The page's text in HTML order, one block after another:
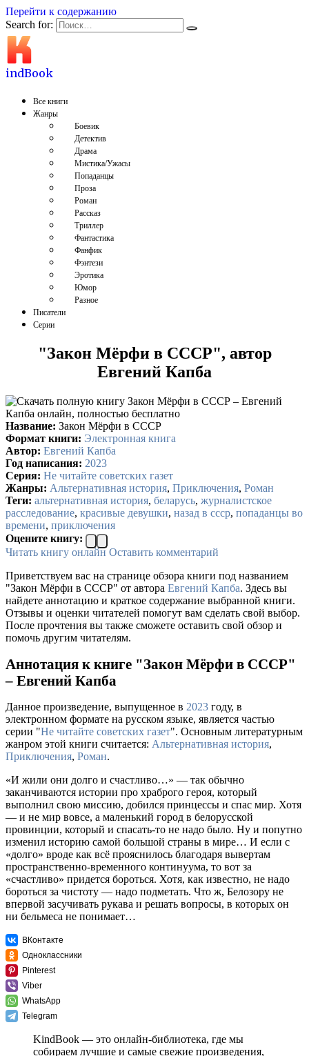
Перейти к содержанию
Search for:
indBook
Все книги
Жанры
Боевик
Детектив
Драма
Мистика/Ужасы
Попаданцы
Проза
Роман
Рассказ
Триллер
Фантастика
Фанфик
Фэнтези
Эротика
Юмор
Разное
Писатели
Серии
"Закон Мёрфи в СССР", автор
Евгений Капба
Название: Закон Мёрфи в СССР
Формат книги: Электронная книга
Автор: Евгений Капба
Год написания: 2023
Серия: Не читайте советских газет
Жанры: Альтернативная история, Приключения, Роман
Теги: альтернативная история, беларусь, журналистское
расследование, красивые девушки, назад в ссср, попаданцы во
времени, приключения
Оцените книгу:
Читать книгу онлайн Оставить комментарий
Приветствуем вас на странице обзора книги под названием
"Закон Мёрфи в СССР" от автора Евгений Капба. Здесь вы
найдете аннотацию и краткое содержание выбранной книги.
Отзывы и оценки читателей помогут вам сделать свой выбор.
После прочтения вы также сможете оставить свой обзор и
помочь другим читателям.
Аннотация к книге "Закон Мёрфи в СССР"
– Евгений Капба
Данное произведение, выпущенное в 2023 году, в
электронном формате на русском языке, является частью
серии "Не читайте советских газет". Основным литературным
жанром этой книги считается: Альтернативная история,
Приключения, Роман.
«И жили они долго и счастливо…» — так обычно
заканчиваются истории про храброго героя, который
выполнил свою миссию, добился принцессы и спас мир. Хотя
— и не мир вовсе, а маленький город в белорусской
провинции, который и спасать-то не надо было. Ну и попутно
изменил историю самой большой страны в мире… И если с
«долго» вроде как всё прояснилось благодаря вывертам
пространственно-временного континуума, то вот за
«счастливо» придется бороться. Хотя, как известно, не надо
бороться за чистоту — надо подметать. Что ж, Белозору не
впервой засучивать рукава и решать вопросы, в которых он
ни бельмеса не понимает…
ВКонтакте
Одноклассники
Pinterest
Viber
WhatsApp
Telegram
KindBook — это онлайн-библиотека, где мы
собираем лучшие и самые свежие произведения,